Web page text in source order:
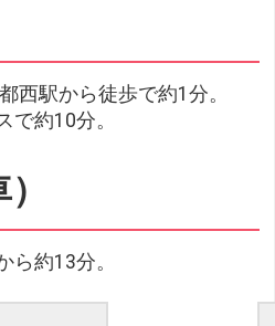
西駅から徒歩で約1分。
で約10分。
約13分。